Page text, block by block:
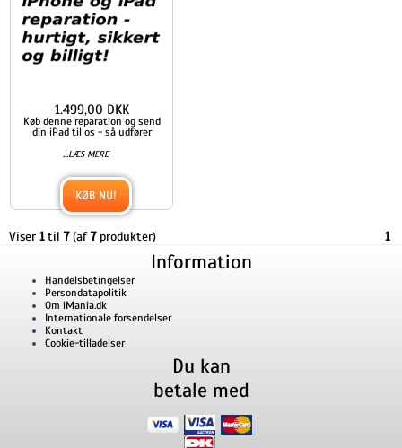
Køb denne reparation og send
din iPad til os - så udfører
...LÆS MERE
1.499,00 DKK
KØB NU!
Viser 1til 7(af7produkter) 1
Information
Handelsbetingelser
Persondatapolitik
Om iMania.dk
Internationale forsendelser
Kontakt
Cookie-tilladelser
Du kan
betale med